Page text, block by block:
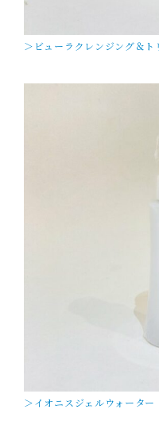
＞ビューラクレンジング＆ト
＞イオニスジェルウォーター